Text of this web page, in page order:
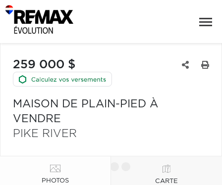
259 000 $
MAISON DE PLAIN-PIED À
VENDRE
PIKE RIVER
PHOTOS CARTE